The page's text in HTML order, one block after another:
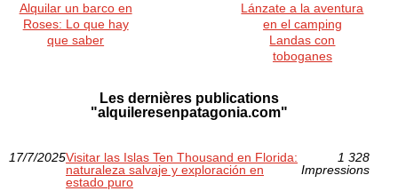
Alquilar un barco en
Roses: Lo que hay
que saber
Lánzate a la aventura
en el camping
Landas con
toboganes
Les dernières publications
"alquileresenpatagonia.com"
17/7/2025Visitar las Islas Ten Thousand en Florida:
naturaleza salvaje y exploración en
estado puro
1 328
Impressions